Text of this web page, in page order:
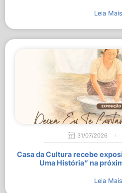
Leia Mais
31/07/2026
Casa da Cultura recebe
Uma História” na
Leia Mais